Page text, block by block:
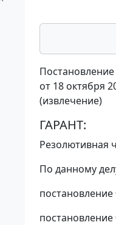
от 18 октября
(извлечение)
ГАРАНТ:
Резолютивная
По данному
постановление
постановление